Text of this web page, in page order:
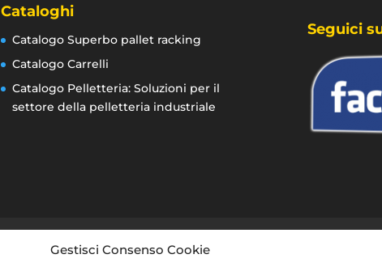
Gestisci Consenso Cookie
Cataloghi
Catalogo Superbo pallet racking
Catalogo Carrelli
Catalogo Pelletteria: Soluzioni per il
settore della pelletteria industriale
Seguici